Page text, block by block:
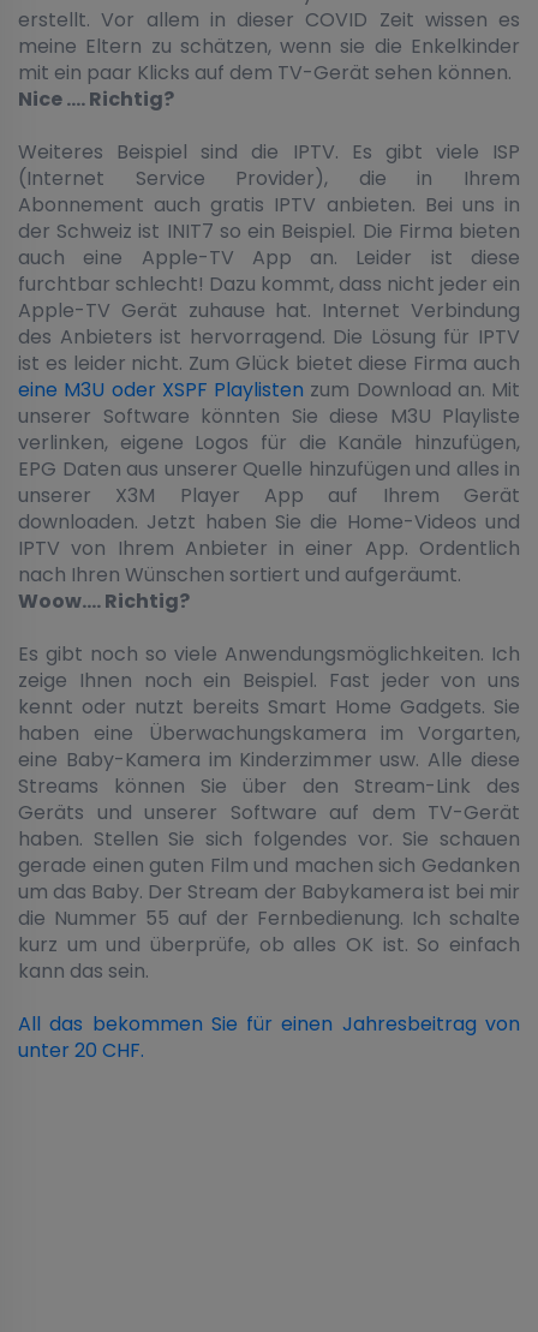
erstellt. Vor allem in dieser COVID Zeit wissen es
meine Eltern zu schätzen, wenn sie die Enkelkinder
mit ein paar Klicks auf dem TV-Gerät sehen können.
Nice …. Richtig?
Weiteres Beispiel sind die IPTV. Es gibt viele ISP
(Internet Service Provider), die in Ihrem
Abonnement auch gratis IPTV anbieten. Bei uns in
der Schweiz ist INIT7 so ein Beispiel. Die Firma bieten
auch eine Apple-TV App an. Leider ist diese
furchtbar schlecht! Dazu kommt, dass nicht jeder ein
Apple-TV Gerät zuhause hat. Internet Verbindung
des Anbieters ist hervorragend. Die Lösung für IPTV
ist es leider nicht. Zum Glück bietet diese Firma auch
eine M3U oder XSPF Playlisten zum Download an. Mit
unserer Software könnten Sie diese M3U Playliste
verlinken, eigene Logos für die Kanäle hinzufügen,
EPG Daten aus unserer Quelle hinzufügen und alles in
unserer X3M Player App auf Ihrem Gerät
downloaden. Jetzt haben Sie die Home-Videos und
IPTV von Ihrem Anbieter in einer App. Ordentlich
nach Ihren Wünschen sortiert und aufgeräumt.
Woow…. Richtig?
Es gibt noch so viele Anwendungsmöglichkeiten. Ich
zeige Ihnen noch ein Beispiel. Fast jeder von uns
kennt oder nutzt bereits Smart Home Gadgets. Sie
haben eine Überwachungskamera im Vorgarten,
eine Baby-Kamera im Kinderzimmer usw. Alle diese
Streams können Sie über den Stream-Link des
Geräts und unserer Software auf dem TV-Gerät
haben. Stellen Sie sich folgendes vor. Sie schauen
gerade einen guten Film und machen sich Gedanken
um das Baby. Der Stream der Babykamera ist bei mir
die Nummer 55 auf der Fernbedienung. Ich schalte
kurz um und überprüfe, ob alles OK ist. So einfach
kann das sein.
All das bekommen Sie für einen Jahresbeitrag von
unter 20 CHF.